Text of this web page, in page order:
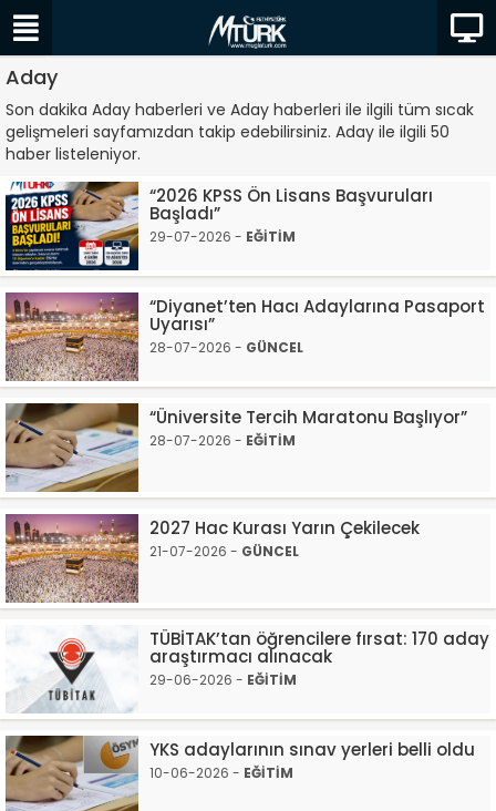
Aday
Son dakika Aday haberleri ve Aday haberleri ile ilgili tüm sıcak
gelişmeleri sayfamızdan takip edebilirsiniz. Aday ile ilgili 50
haber listeleniyor.
“2026 KPSS Ön Lisans Başvuruları
Başladı”
29-07-2026 - EĞİTİM
“Diyanet’ten Hacı Adaylarına Pasaport
Uyarısı”
28-07-2026 - GÜNCEL
“Üniversite Tercih Maratonu Başlıyor”
28-07-2026 - EĞİTİM
2027 Hac Kurası Yarın Çekilecek
21-07-2026 - GÜNCEL
TÜBİTAK’tan öğrencilere fırsat: 170 aday
araştırmacı alınacak
29-06-2026 - EĞİTİM
YKS adaylarının sınav yerleri belli oldu
10-06-2026 - EĞİTİM